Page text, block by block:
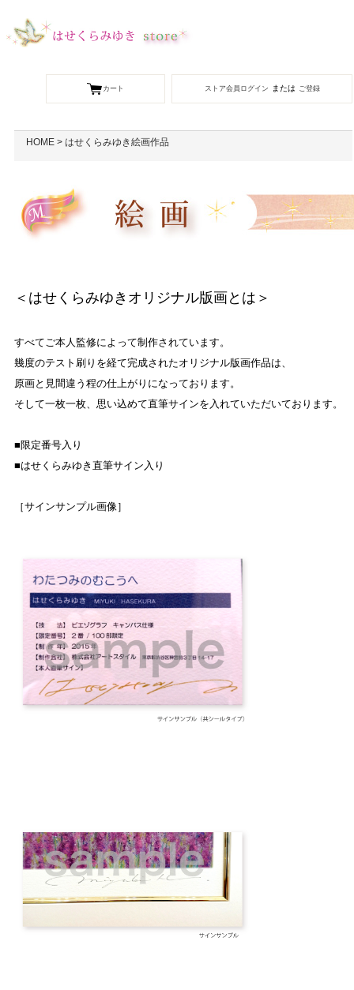
カート ストア会員ログイン または ご登録
HOME > はせくらみゆき絵画作品
＜はせくらみゆきオリジナル版画とは＞
すべてご本人監修によって制作されています。
幾度のテスト刷りを経て完成されたオリジナル版画作品は、
原画と見間違う程の仕上がりになっております。
そして一枚一枚、思い込めて直筆サインを入れていただいております。
■限定番号入り
■はせくらみゆき直筆サイン入り
［サインサンプル画像］